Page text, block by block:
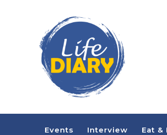
Events Interview Eat &